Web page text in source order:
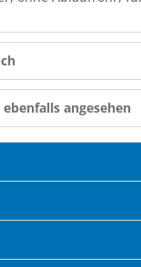
angesehen